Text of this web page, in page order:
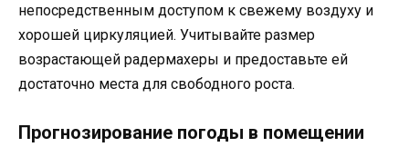
непосредственным доступом к свежему воздуху и
хорошей циркуляцией. Учитывайте размер
возрастающей радермахеры и предоставьте ей
достаточно места для свободного роста.
Прогнозирование погоды в помещении